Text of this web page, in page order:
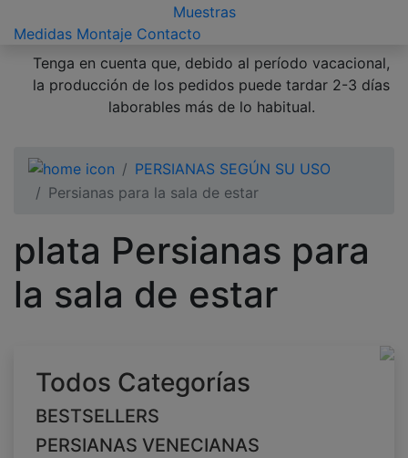
Muestras
Medidas Montaje Contacto
Tenga en cuenta que, debido al período vacacional,
la producción de los pedidos puede tardar 2-3 días
laborables más de lo habitual.
PERSIANAS SEGÚN SU USO
Persianas para la sala de estar
plata Persianas para
la sala de estar
Todos Categorías
BESTSELLERS
PERSIANAS VENECIANAS